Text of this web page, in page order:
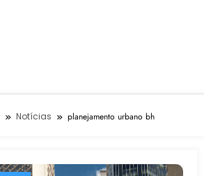
Notícias planejamento urbano bh